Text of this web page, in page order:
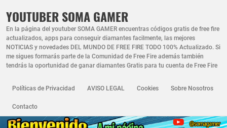
YOUTUBER SOMA GAMER
En la página del youtuber SOMA GAMER encuentras códigos gratis de free fire
actualizados, apps para conseguir diamantes facilmente, las mejores
NOTICIAS y novedades DEL MUNDO DE FREE FIRE TODO 100% Actualizado. Si
me sigues formarás parte de la Comunidad de Free Fire además también
tendrás la oportunidad de ganar diamantes Gratis para tu cuenta de Free Fire
Políticas de Privacidad AVISO LEGAL Cookies Sobre Nosotros
Contacto